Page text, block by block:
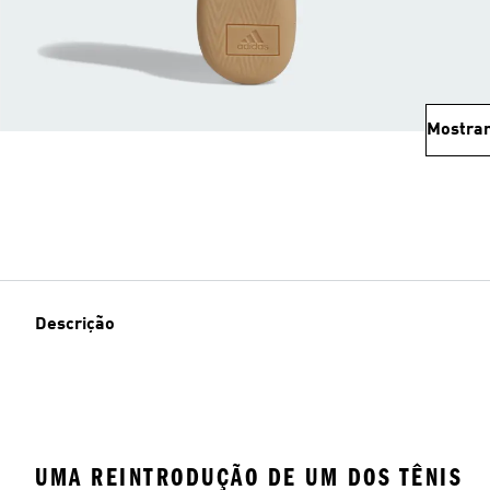
Descrição
UMA REINTRODUÇÃO DE UM DOS TÊNIS